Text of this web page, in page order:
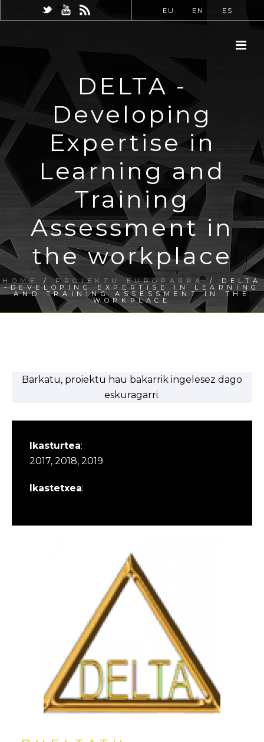
EU EN ES
DELTA -
Developing
Expertise in
Learning and
Training
Assessment in
the workplace
HOME /PROIEKTU EUROPARRA/ DELTA
-DEVELOPING EXPERTISE IN LEARNING
AND TRAINING ASSESSMENT IN THE
WORKPLACE
Barkatu, proiektu hau bakarrik ingelesez dago
eskuragarri.
Ikasturtea:
2017, 2018, 2019
Ikastetxea: